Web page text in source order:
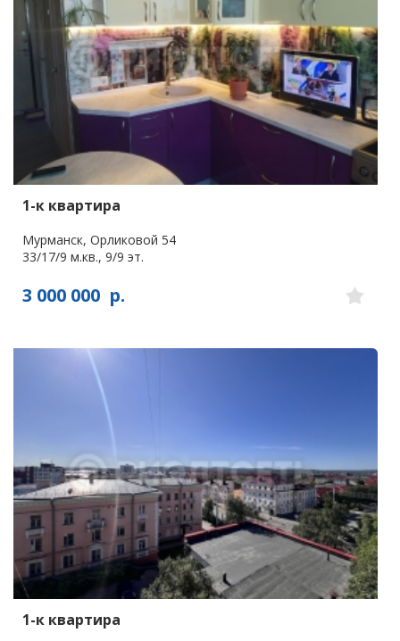
1-к квартира
Мурманск, Орликовой 54
33/17/9 м.кв., 9/9 эт.
3 000 000 р.
1-к квартира